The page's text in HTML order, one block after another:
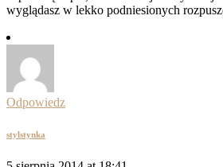
wyglądasz w lekko podniesionych
Odpowiedz
stylstynka